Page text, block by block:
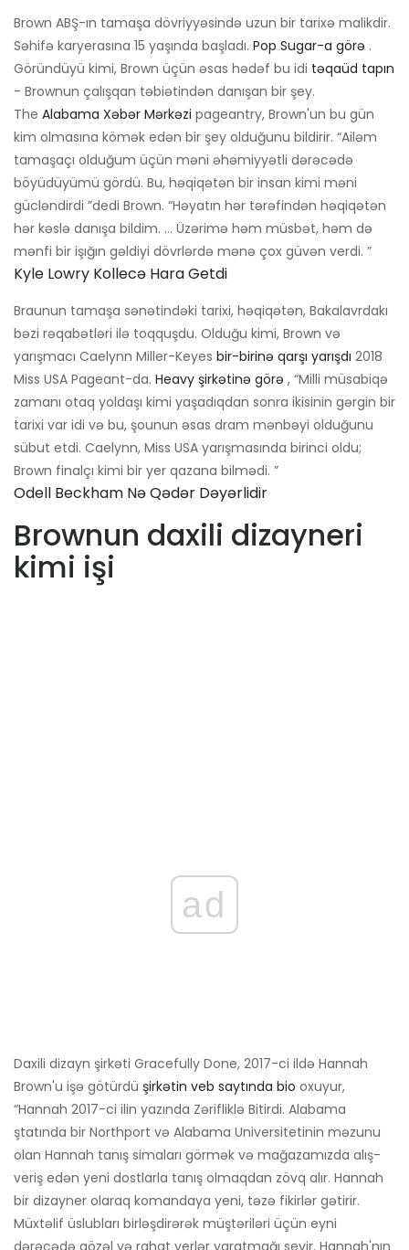
Brown ABŞ-ın tamaşa dövriyyəsində uzun bir tarixə malikdir.
Səhifə karyerasına 15 yaşında başladı. Pop Sugar-a görə .
Göründüyü kimi, Brown üçün əsas hədəf bu idi təqaüd tapın
- Brownun çalışqan təbiətindən danışan bir şey.
The Alabama Xəbər Mərkəzi pageantry, Brown'un bu gün
kim olmasına kömək edən bir şey olduğunu bildirir. “Ailəm
tamaşaçı olduğum üçün məni əhəmiyyətli dərəcədə
böyüdüyümü gördü. Bu, həqiqətən bir insan kimi məni
gücləndirdi ”dedi Brown. “Həyatın hər tərəfindən həqiqətən
hər kəslə danışa bildim. … Üzərimə həm müsbət, həm də
mənfi bir işığın gəldiyi dövrlərdə mənə çox güvən verdi. ”
Kyle Lowry Kollecə Hara Getdi
Braunun tamaşa sənətindəki tarixi, həqiqətən, Bakalavrdakı
bəzi rəqabətləri ilə toqquşdu. Olduğu kimi, Brown və
yarışmacı Caelynn Miller-Keyes bir-birinə qarşı yarışdı 2018
Miss USA Pageant-da. Heavy şirkətinə görə , “Milli müsabiqə
zamanı otaq yoldaşı kimi yaşadıqdan sonra ikisinin gərgin bir
tarixi var idi və bu, şounun əsas dram mənbəyi olduğunu
sübut etdi. Caelynn, Miss USA yarışmasında birinci oldu;
Brown finalçı kimi bir yer qazana bilmədi. ”
Odell Beckham Nə Qədər Dəyərlidir
Brownun daxili dizayneri
kimi işi
ad
Daxili dizayn şirkəti Gracefully Done, 2017-ci ildə Hannah
Brown'u işə götürdü şirkətin veb saytında bio oxuyur,
“Hannah 2017-ci ilin yazında Zərifliklə Bitirdi. Alabama
ştatında bir Northport və Alabama Universitetinin məzunu
olan Hannah tanış simaları görmək və mağazamızda alış-
veriş edən yeni dostlarla tanış olmaqdan zövq alır. Hannah
bir dizayner olaraq komandaya yeni, təzə fikirlər gətirir.
Müxtəlif üslubları birləşdirərək müştəriləri üçün eyni